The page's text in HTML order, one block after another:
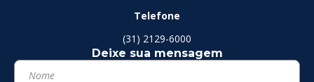
Telefone
(31) 2129-6000
Deixe sua mensagem